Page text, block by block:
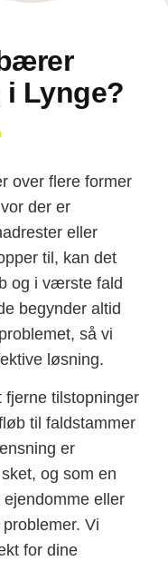
Lynge?
over flere former
der er
eller
til, kan det
og i værste fald
begynder altid
så vi
løsning.
fjerne tilstopninger
til faldstammer
er
og som en
eller
Vi
for dine